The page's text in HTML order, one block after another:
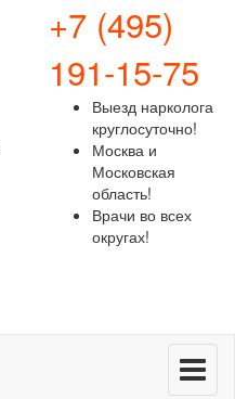
+7 (495)
191-15-75
Выезд нарколога
круглосуточно!
Москва и
Московская
область!
Врачи во всех
округах!
Меню